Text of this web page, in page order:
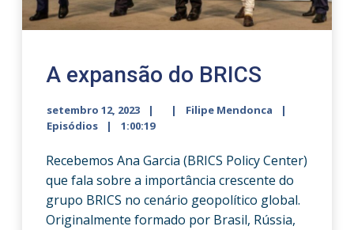
A expansão do BRICS
setembro 12, 2023
Filipe Mendonca
Episódios
1:00:19
Recebemos Ana Garcia (BRICS Policy Center)
que fala sobre a importância crescente do
grupo BRICS no cenário geopolítico global.
Originalmente formado por Brasil, Rússia,